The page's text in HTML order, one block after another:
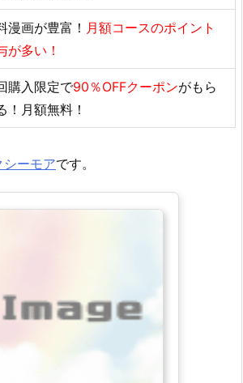
漫画が豊富！ 月額コースのポイント
が多い！
購入限定で90％OFFクーポンがもら
！月額無料！
シーモアです。